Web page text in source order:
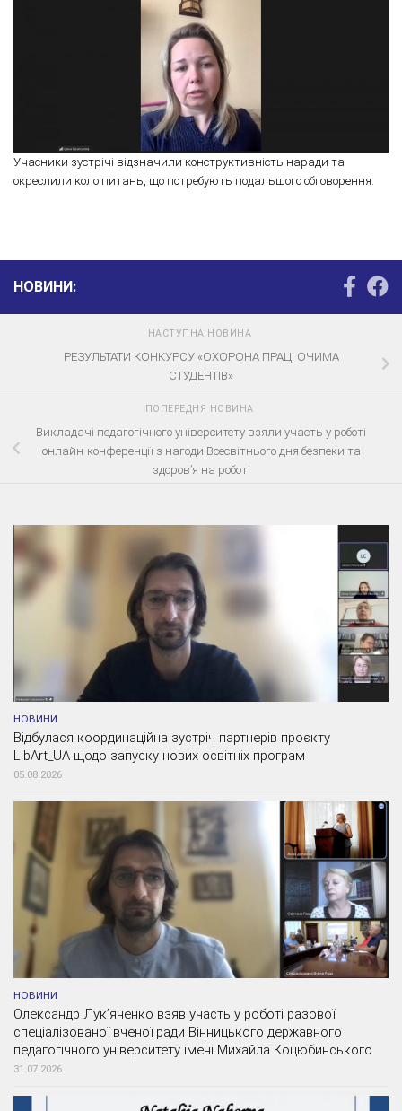
Учасники зустрічі відзначили конструктивність наради та
окреслили коло питань, що потребують подальшого обговорення.
НОВИНИ:
НАСТУПНА НОВИНА
РЕЗУЛЬТАТИ КОНКУРСУ «ОХОРОНА ПРАЦІ ОЧИМА
СТУДЕНТІВ»
ПОПЕРЕДНЯ НОВИНА
Викладачі педагогічного університету взяли участь у роботі
онлайн-конференції з нагоди Всесвітнього дня безпеки та
здоров’я на роботі
НОВИНИ
Відбулася координаційна зустріч партнерів проєкту
LibArt_UA щодо запуску нових освітніх програм
05.08.2026
НОВИНИ
Олександр Лук’яненко взяв участь у роботі разової
спеціалізованої вченої ради Вінницького державного
педагогічного університету імені Михайла Коцюбинського
31.07.2026